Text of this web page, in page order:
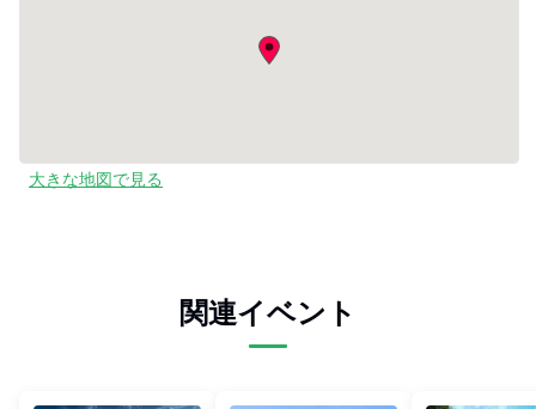
大きな地図で見る
関連イベント